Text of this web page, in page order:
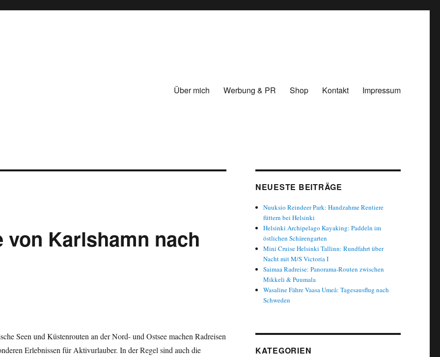
Über mich Werbung & PR Shop Kontakt Impressum
von Karlshamn nach
Seen und Küstenrouten an der Nord- und Ostsee machen Radreisen
Erlebnissen für Aktivurlauber. In der Regel sind auch die
NEUESTE BEITRÄGE
Nuuksio Reindeer Park: Handzahme Rentiere
füttern bei Helsinki
Helsinki Archipelago Kayaking: Paddeln im
östlichen Schärengarten
Mini Cruise Helsinki Tallinn: Rundfahrt über
Nacht mit M/S Victoria I
Saimaa Radreise: Panorama-Routen zwischen
Mikkeli & Puumala
Wasaline Fähre Vaasa Umeå: Tagesausflug nach
Schweden
KATEGORIEN